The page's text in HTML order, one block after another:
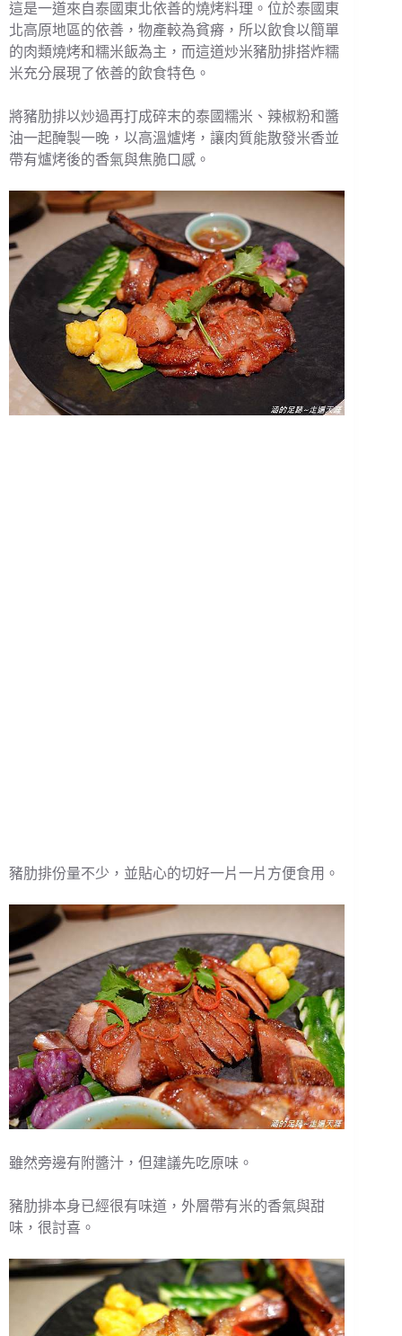
這是一道來自泰國東北依善的燒烤料理。位於泰國東
北高原地區的依善，物產較為貧瘠，所以飲食以簡單
的肉類燒烤和糯米飯為主，而這道炒米豬肋排搭炸糯
米充分展現了依善的飲食特色。
將豬肋排以炒過再打成碎末的泰國糯米、辣椒粉和醬
油一起醃製一晚，以高溫爐烤，讓肉質能散發米香並
帶有爐烤後的香氣與焦脆口感。
豬肋排份量不少，並貼心的切好一片一片方便食用。
雖然旁邊有附醬汁，但建議先吃原味。
豬肋排本身已經很有味道，外層帶有米的香氣與甜
味，很討喜。